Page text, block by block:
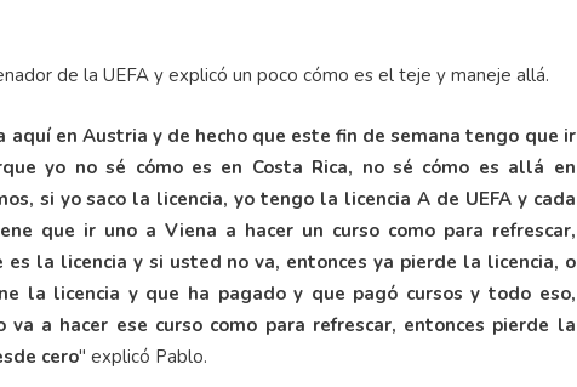
de la UEFA y explicó un poco cómo es el teje y maneje allá.
en Austria y de hecho que este fin de semana tengo que ir
yo no sé cómo es en Costa Rica, no sé cómo es allá en
si yo saco la licencia, yo tengo la licencia A de UEFA y cada
que ir uno a Viena a hacer un curso como para refrescar,
es la licencia y si usted no va, entonces ya pierde la licencia, o
la licencia y que ha pagado y que pagó cursos y todo eso,
a hacer ese curso como para refrescar, entonces pierde la
cero" explicó Pablo.